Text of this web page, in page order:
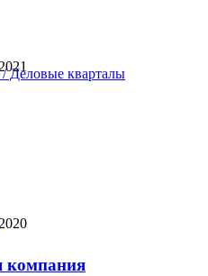
Деловые кварталы
компания